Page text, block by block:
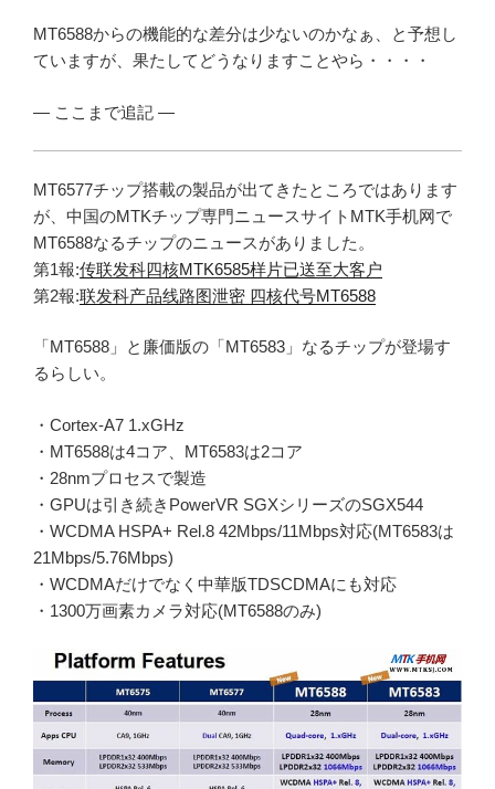
MT6588からの機能的な差分は少ないのかなぁ、と予想し
ていますが、果たしてどうなりますことやら・・・・
— ここまで追記 —
MT6577チップ搭載の製品が出てきたところではあります
が、中国のMTKチップ専門ニュースサイトMTK手机网で
MT6588なるチップのニュースがありました。
第1報:传联发科四核MTK6585样片已送至大客户
第2報:联发科产品线路图泄密 四核代号MT6588
「MT6588」と廉価版の「MT6583」なるチップが登場す
るらしい。
・Cortex-A7 1.xGHz
・MT6588は4コア、MT6583は2コア
・28nmプロセスで製造
・GPUは引き続きPowerVR SGXシリーズのSGX544
・WCDMA HSPA+ Rel.8 42Mbps/11Mbps対応(MT6583は
21Mbps/5.76Mbps)
・WCDMAだけでなく中華版TDSCDMAにも対応
・1300万画素カメラ対応(MT6588のみ)